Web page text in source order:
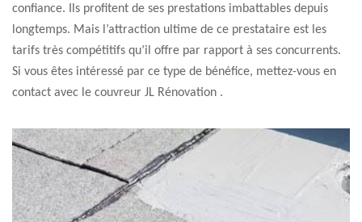
confiance. Ils profitent de ses prestations imbattables depuis
longtemps. Mais l’attraction ultime de ce prestataire est les
tarifs très compétitifs qu’il offre par rapport à ses concurrents.
Si vous êtes intéressé par ce type de bénéfice, mettez-vous en
contact avec le couvreur JL Rénovation .